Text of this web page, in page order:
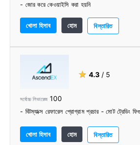
- জোর করে কেওয়াইসি করা হয়নি
- পেশাদার দল
খোলা হিসাব হোম বিস্তারিত
★ 4.3 / 5
সর্বোচ্চ লিভারেজ 100
- বিটম্যাক্স রেফারেল প্রোগ্রাম প্রচার - মোট ট্রেডিং
খোলা হিসাব হোম বিস্তারিত